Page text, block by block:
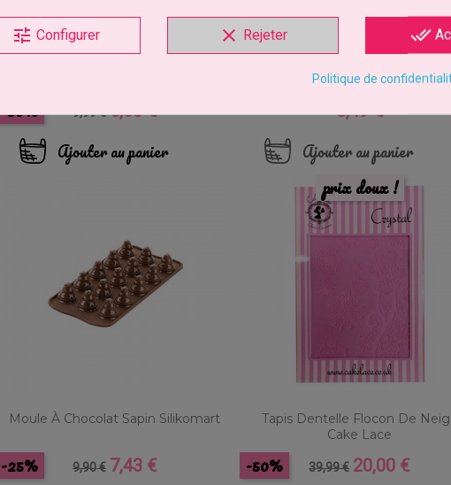
base
9,99 €
-50% 5,00 €
Ajouter au panier
8,49 €
Ajouter au panier
Moule À Chocolat Sapin Silikomart
Prix
9,90 €
-25% Prix
7,43 €
Tapis Dentelle Flocon De
Cake Lace
Prix
39,99 €
-50% Prix
20,00 €
prix doux !
tune Configurer clear Rejeter done_all
Politique de